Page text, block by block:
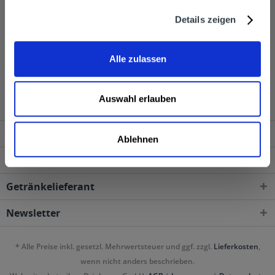
Details zeigen
Alle zulassen
Auswahl erlauben
Ablehnen
und Postleitzahl-Gebieten geliefert
Shop Service
Getränkelieferant
Newsletter
* Alle Preise inkl. gesetzl. Mehrwertsteuer und ggf. zzgl. Lieferkosten,
wenn nicht anders beschrieben.